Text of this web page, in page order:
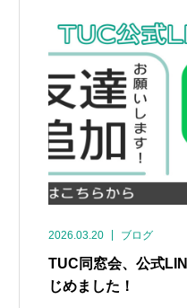
2026.03.20 ブログ
TUC同窓会、公式
じめました！